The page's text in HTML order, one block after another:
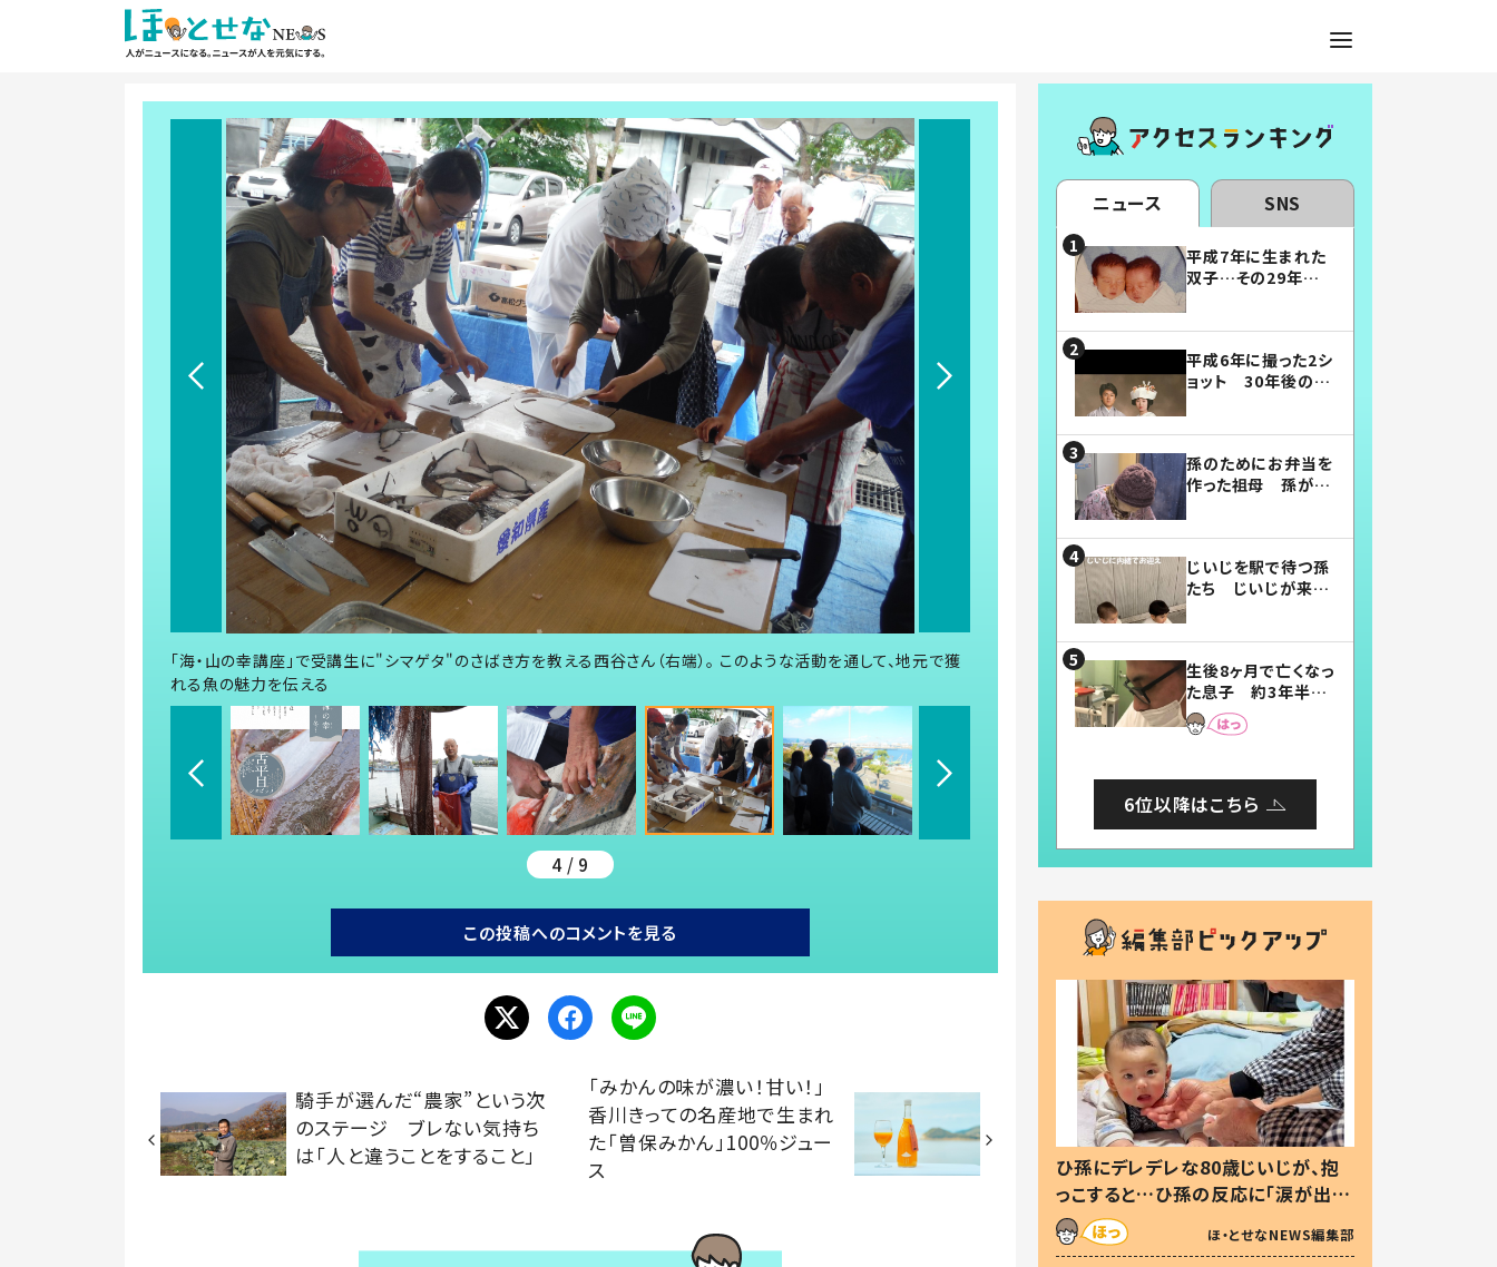
「海・山の幸講座」で受講生に"シマゲタ"のさばき方を教える西谷さん（右端）。 このような活動を通して、地元で獲
れる魚の魅力を伝える
4 / 9
この投稿へのコメントを見る
騎手が選んだ“農家”という次
のステージ ブレない気持ち
は「人と違うことをすること」
「みかんの味が濃い！甘い！」
香川きっての名産地で生まれ
た「曽保みかん」100％ジュー
ス
ニュース SNS
平成7年に生まれた
双子…その29年後
平成6年に撮った2シ
ョット 30年後の姿
孫のためにお弁当を
作った祖母 孫が絶
じいじを駅で待つ孫
たち じいじが来た
まらない」「幸せにな
れる」
生後8ヶ月で亡くなっ
た息子 約3年半
後、当時の妻の日記
に書いてあった本音
6位以降はこちら
ひ孫にデレデレな80歳じいじが、抱
っこすると…ひ孫の反応に「涙が出ま
した」「可愛くて仕方ない」
ほ・とせなNEWS編集部